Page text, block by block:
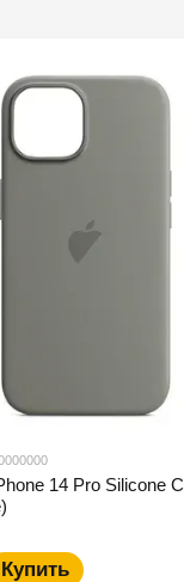
14 Pro Silicone
Купить